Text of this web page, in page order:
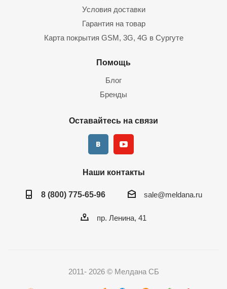
Условия доставки
Гарантия на товар
Карта покрытия GSM, 3G, 4G в Сургуте
Помощь
Блог
Бренды
Оставайтесь на связи
Наши контакты
8 (800) 775-65-96 sale@meldana.ru
пр. Ленина, 41
2011- 2026 © Мелдана СБ